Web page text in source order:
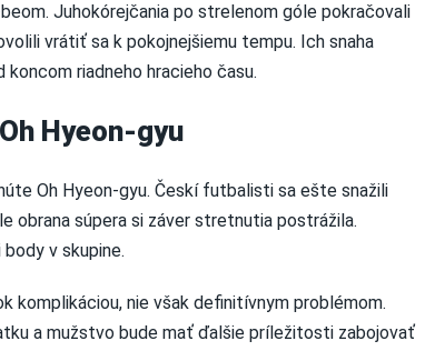
Juhokórejčania po strelenom góle pokračovali
vrátiť sa k pokojnejšiemu tempu. Ich snaha
riadneho hracieho času.
Hyeon-gyu
Oh Hyeon-gyu. Českí futbalisti sa ešte snažili
obrana súpera si záver stretnutia postrážila.
v skupine.
komplikáciou, nie však definitívnym problémom.
a mužstvo bude mať ďalšie príležitosti zabojovať